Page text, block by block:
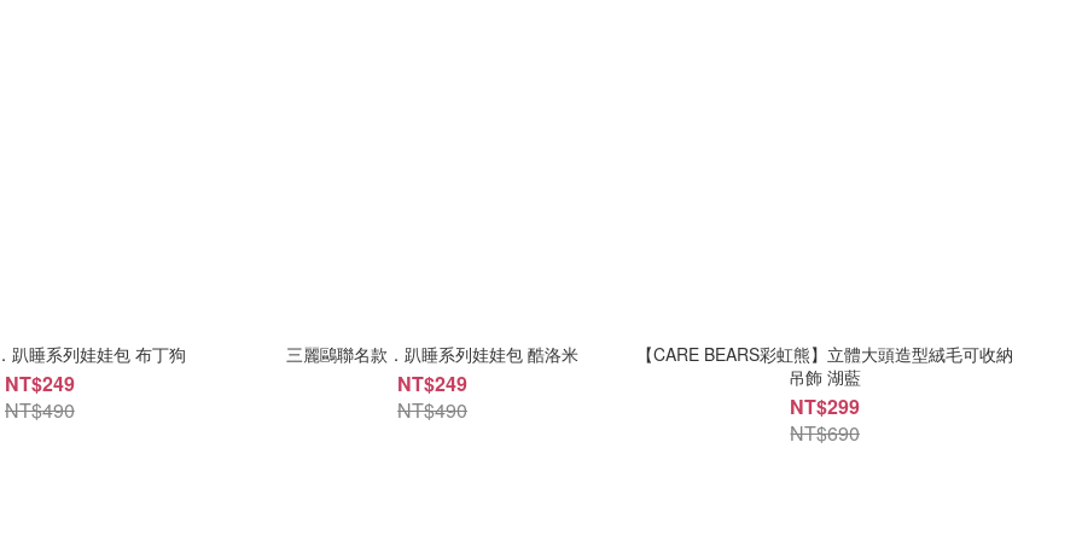
趴睡系列娃娃包 布丁狗
NT$249
NT$490
三麗鷗聯名款．趴睡系列娃娃包 酷洛米
NT$249
NT$490
【CARE BEARS彩虹熊】立體大頭造型絨毛可收納
吊飾 湖藍
NT$299
NT$690